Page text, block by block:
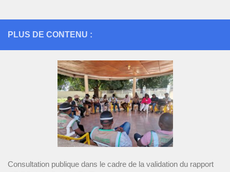
PLUS DE CONTENU :
Consultation publique dans le cadre de la validation du rapport